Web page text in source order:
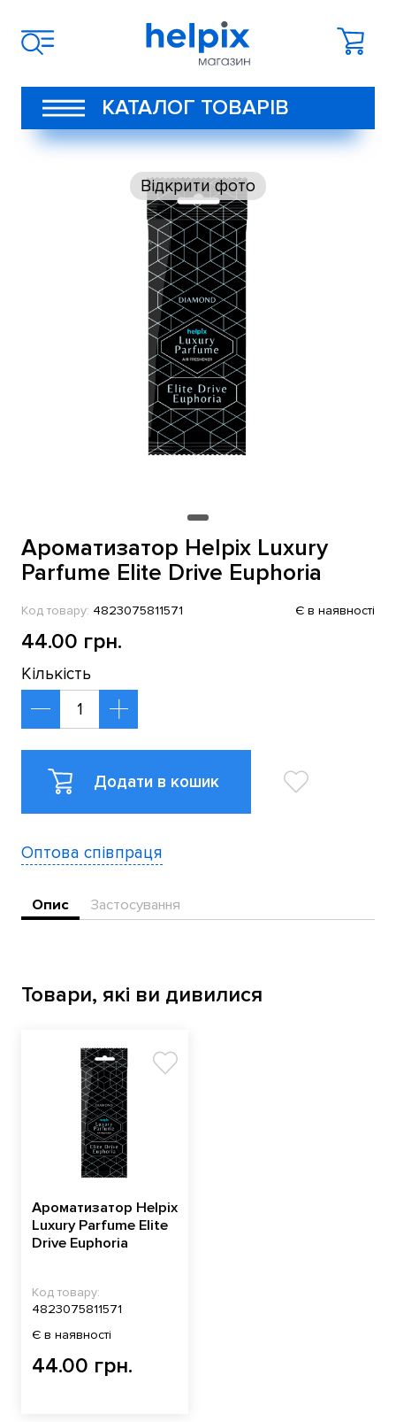
КАТАЛОГ ТОВАРІВ
Відкрити фото
Ароматизатор Helpix Luxury
Parfume Elite Drive Euphoria
Код товару: 4823075811571 Є в наявності
44.00 грн.
Кількість
Додати в кошик
Оптова співпраця
Опис Застосування
Товари, які ви дивилися
Ароматизатор Helpix
Luxury Parfume Elite
Drive Euphoria
Код товару:
4823075811571
Є в наявності
44.00 грн.